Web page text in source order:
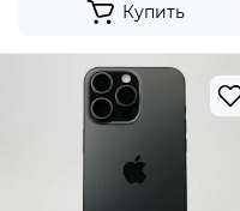
Купить